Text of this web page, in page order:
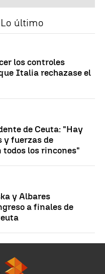
Lo último
los controles
Italia rechazase el
de Ceuta: "Hay
y fuerzas de
todos los rincones"
y Albares
a finales de